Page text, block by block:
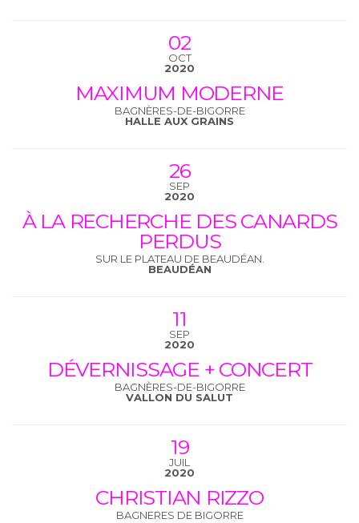
02
OCT
2020
MAXIMUM MODERNE
BAGNÈRES-DE-BIGORRE
HALLE AUX GRAINS
26
SEP
2020
À LA RECHERCHE DES CANARDS
PERDUS
SUR LE PLATEAU DE BEAUDÉAN.
BEAUDÉAN
11
SEP
2020
DÉVERNISSAGE + CONCERT
BAGNÈRES-DE-BIGORRE
VALLON DU SALUT
19
JUIL
2020
CHRISTIAN RIZZO
BAGNERES DE BIGORRE